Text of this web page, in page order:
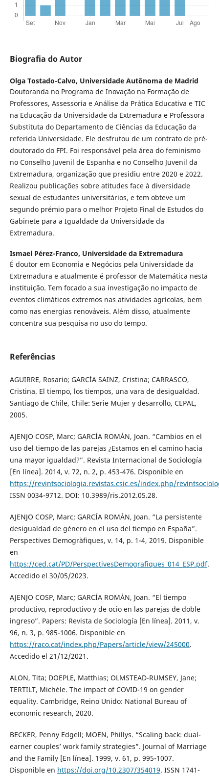
Biografia do Autor
Olga Tostado-Calvo, Universidade Autônoma de Madrid
Doutoranda no Programa de Inovação na Formação de
Professores, Assessoria e Análise da Prática Educativa e TIC
na Educação da Universidade da Extremadura e Professora
Substituta do Departamento de Ciências da Educação da
referida Universidade. Ele desfrutou de um contrato de pré-
doutorado do FPI. Foi responsável pela área do feminismo
no Conselho Juvenil de Espanha e no Conselho Juvenil da
Extremadura, organização que presidiu entre 2020 e 2022.
Realizou publicações sobre atitudes face à diversidade
sexual de estudantes universitários, e tem obteve um
segundo prémio para o melhor Projeto Final de Estudos do
Gabinete para a Igualdade da Universidade da
Extremadura.
Ismael Pérez-Franco, Universidade da Extremadura
É doutor em Economia e Negócios pela Universidade da
Extremadura e atualmente é professor de Matemática nesta
instituição. Tem focado a sua investigação no impacto de
eventos climáticos extremos nas atividades agrícolas, bem
como nas energias renováveis. Além disso, atualmente
concentra sua pesquisa no uso do tempo.
Referências
AGUIRRE, Rosario; GARCÍA SAINZ, Cristina; CARRASCO,
Cristina. El tiempo, los tiempos, una vara de desigualdad.
Santiago de Chile, Chile: Serie Mujer y desarrollo, CEPAL,
2005.
AJENJO COSP, Marc; GARCÍA ROMÁN, Joan. “Cambios en el
uso del tiempo de las parejas ¿Estamos en el camino hacia
una mayor igualdad?”. Revista Internacional de Sociología
[En línea]. 2014, v. 72, n. 2, p. 453-476. Disponible en
https://revintsociologia.revistas.csic.es/index.php/
ISSN 0034-9712. DOI: 10.3989/ris.2012.05.28.
AJENJO COSP, Marc; GARCÍA ROMÁN, Joan. “La persistente
desigualdad de género en el uso del tiempo en España”.
Perspectives Demogràfiques, v. 14, p. 1-4, 2019. Disponible
en
https://ced.cat/PD/PerspectivesDemografiques_014_ESP.pdf.
Accedido el 30/05/2023.
AJENJO COSP, Marc; GARCÍA ROMÁN, Joan. “El tiempo
productivo, reproductivo y de ocio en las parejas de doble
ingreso”. Papers: Revista de Sociología [En línea]. 2011, v.
96, n. 3, p. 985-1006. Disponible en
https://raco.cat/index.php/Papers/article/view/245000.
Accedido el 21/12/2021.
ALON, Tita; DOEPLE, Matthias; OLMSTEAD-RUMSEY, Jane;
TERTILT, Michèle. The impact of COVID-19 on gender
equality. Cambridge, Reino Unido: National Bureau of
economic research, 2020.
BECKER, Penny Edgell; MOEN, Phillys. “Scaling back: dual-
earner couples’ work family strategies”. Journal of Marriage
and the Family [En línea]. 1999, v. 61, p. 995-1007.
Disponible en https://doi.org/10.2307/354019. ISSN 1741-